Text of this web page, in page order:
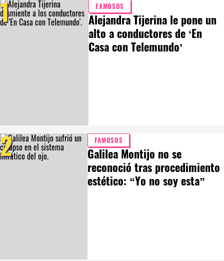
1 FAMOSOS
Alejandra Tijerina le pone un
alto a conductores de ‘En
Casa con Telemundo’
2 FAMOSOS
Galilea Montijo no se
reconoció tras procedimiento
estético: “Yo no soy esta”